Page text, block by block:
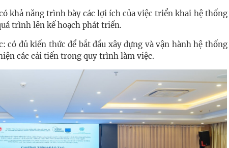
khả năng trình bày các lợi ích của việc triển khai hệ thống
trình lên kế hoạch phát triển.
đủ kiến thức để bắt đầu xây dựng và vận hành hệ thống
các cải tiến trong quy trình làm việc.